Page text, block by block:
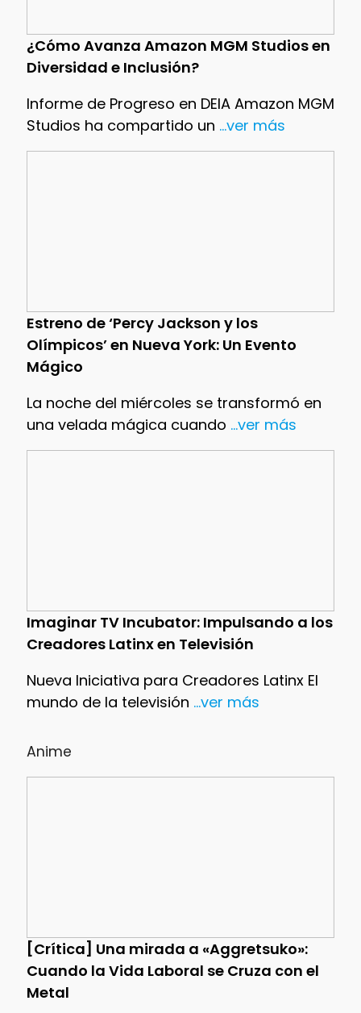
¿Cómo Avanza Amazon MGM Studios en
Diversidad e Inclusión?
Informe de Progreso en DEIA Amazon MGM
Studios ha compartido un ...ver más
Estreno de ‘Percy Jackson y los
Olímpicos’ en Nueva York: Un Evento
Mágico
La noche del miércoles se transformó en
una velada mágica cuando ...ver más
Imaginar TV Incubator: Impulsando a los
Creadores Latinx en Televisión
Nueva Iniciativa para Creadores Latinx El
mundo de la televisión ...ver más
Anime
[Crítica] Una mirada a «Aggretsuko»:
Cuando la Vida Laboral se Cruza con el
Metal